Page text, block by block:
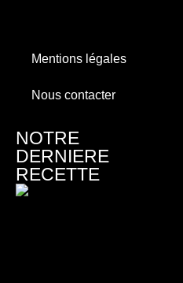
Mentions légales
Nous contacter
NOTRE
DERNIERE
RECETTE